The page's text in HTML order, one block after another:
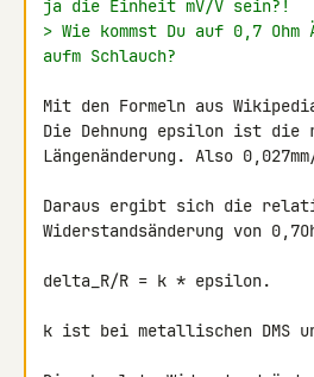
ja die Einheit mV/V sein?!
> Wie kommst Du auf 0,7
aufm Schlauch?
Mit den Formeln aus
Die Dehnung epsilon ist
Längenänderung. Also
Daraus ergibt sich die
Widerstandsänderung von
delta_R/R = k * epsilon.
k ist bei metallischen DMS